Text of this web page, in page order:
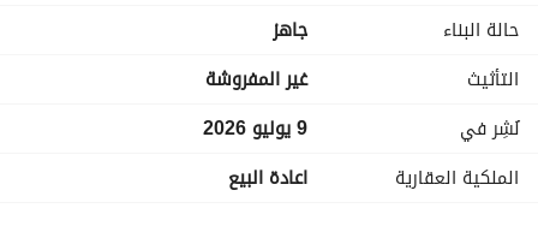
حالة البناء
جاهز
التأثيث
غير المفروشة
نُشِر في
9 يوليو 2026
الملكية العقارية
اعادة البيع